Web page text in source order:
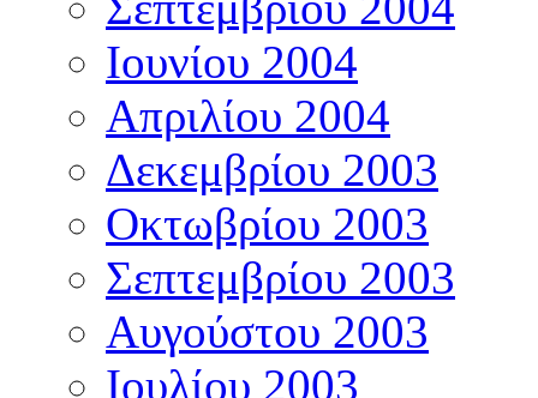
Ιουνίου 2004
Απριλίου 2004
Δεκεμβρίου 2003
Οκτωβρίου 2003
Σεπτεμβρίου 2003
Αυγούστου 2003
Ιουλίου 2003